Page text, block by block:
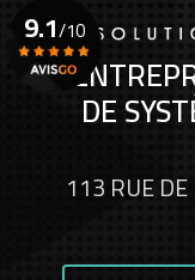
DE
113 RUE
9.1/10
Voir le certificat